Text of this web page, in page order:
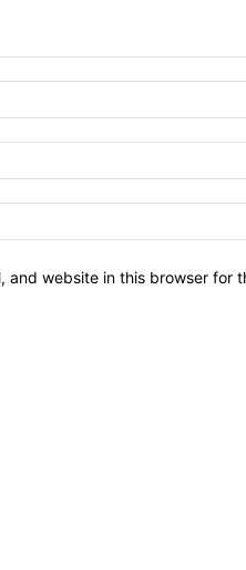
and website in this browser for